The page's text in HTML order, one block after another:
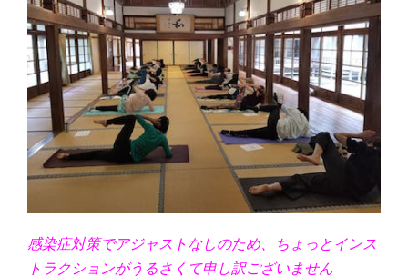
感染症対策でアジャストなしのため、ちょっとインス
トラクションがうるさくて申し訳ございません